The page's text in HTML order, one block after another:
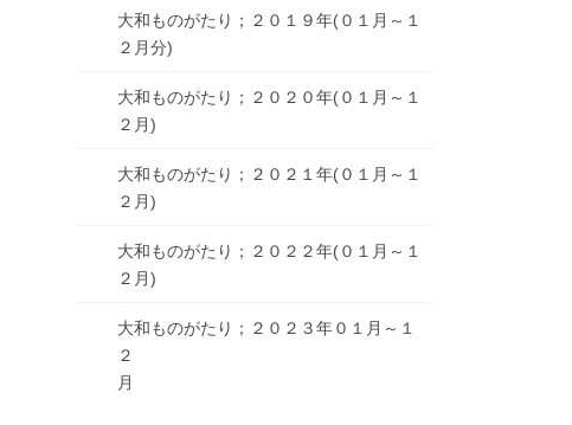
大和ものがたり；２０１９年(０１月～１
２月分)
大和ものがたり；２０２０年(０１月～１
２月)
大和ものがたり；２０２１年(０１月～１
２月)
大和ものがたり；２０２２年(０１月～１
２月)
大和ものがたり；２０２３年０１月～１
２
月